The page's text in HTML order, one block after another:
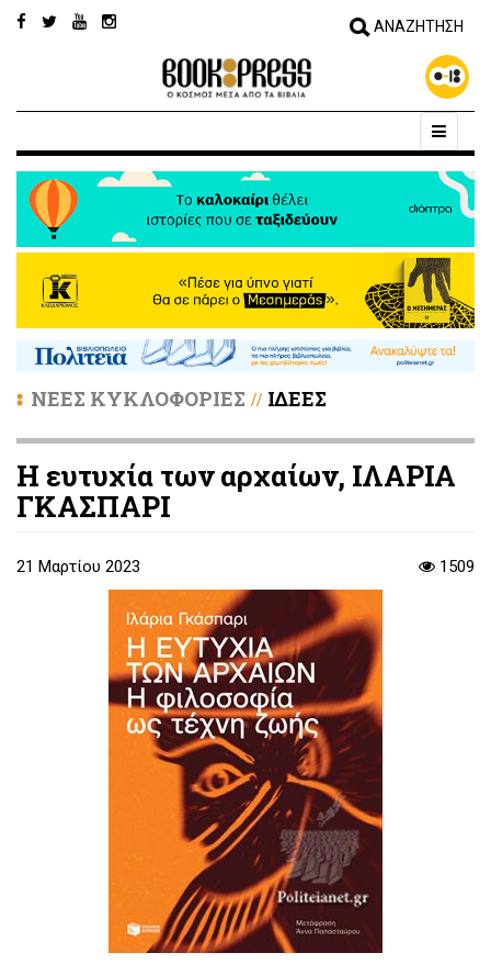
ΝΕΕΣ ΚΥΚΛΟΦΟΡΙΕΣ // ΙΔΕΕΣ
Η ευτυχία των αρχαίων, ΙΛΑΡΙΑ
ΓΚΑΣΠΑΡΙ
21 Μαρτίου 2023 1509